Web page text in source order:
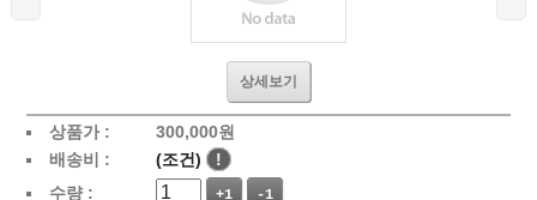
상세보기
상품가 : 300,000원
배송비 :
(조건)
!
수량 :
+1 -1